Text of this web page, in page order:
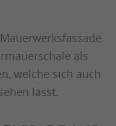
als
welche sich auch
lässt.